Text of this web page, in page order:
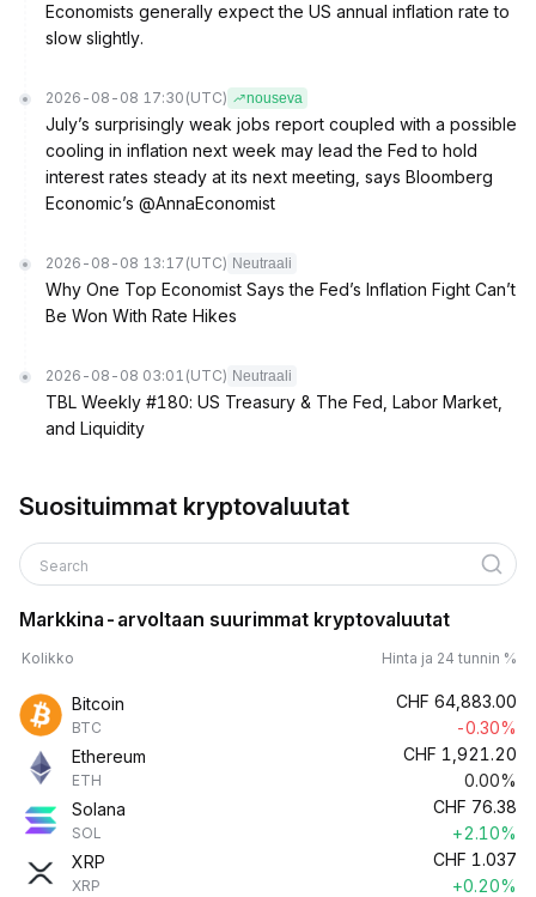
Economists generally expect the US annual inflation rate to
slow slightly.
2026-08-08 17:30 (UTC) nouseva
July’s surprisingly weak jobs report coupled with a possible
cooling in inflation next week may lead the Fed to hold
interest rates steady at its next meeting, says Bloomberg
Economic’s @AnnaEconomist
2026-08-08 13:17 (UTC) Neutraali
Why One Top Economist Says the Fed’s Inflation Fight Can’t
Be Won With Rate Hikes
2026-08-08 03:01 (UTC) Neutraali
TBL Weekly #180: US Treasury & The Fed, Labor Market,
and Liquidity
Suosituimmat kryptovaluutat
Search
Markkina-arvoltaan suurimmat kryptovaluutat
Kolikko Hinta ja 24 tunnin %
Bitcoin
BTC
CHF 64,883.00
-0.30%
Ethereum
ETH
CHF 1,921.20
0.00%
Solana
SOL
CHF 76.38
+2.10%
XRP
XRP
CHF 1.037
+0.20%